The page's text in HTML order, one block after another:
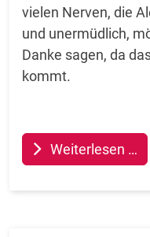
vielen Nerven, die
und unermüdlich,
Danke sagen, da
kommt.
Weiterlesen …